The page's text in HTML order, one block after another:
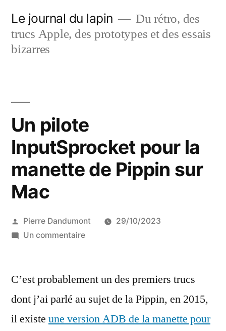
contenu
Le journal du lapin
Du rétro, des
trucs Apple, des prototypes et des essais
bizarres
Un pilote
InputSprocket pour la
manette de Pippin sur
Mac
Publié
par
Pierre Dandumont
29/10/2023
Un commentairesur
InputSprocket
la
manette
C’est probablement un des premiers trucs
dont j’ai parlé au sujet de la Pippin, en 2015,
il existe une version ADB de la manette pour